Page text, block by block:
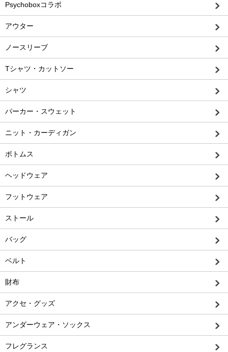
Psychoboxコラボ
アウター
ノースリーブ
Tシャツ・カットソー
シャツ
パーカー・スウェット
ニット・カーディガン
ボトムス
ヘッドウェア
フットウェア
ストール
バッグ
ベルト
財布
アクセ・グッズ
アンダーウェア・ソックス
フレグランス